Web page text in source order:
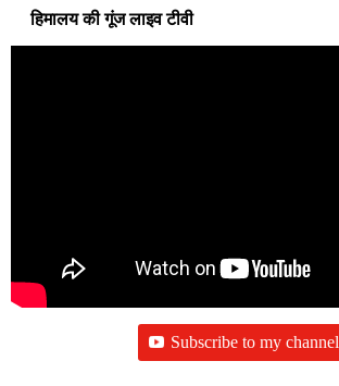
हिमालय की गूंज लाइव टीवी
Subscribe to my channel